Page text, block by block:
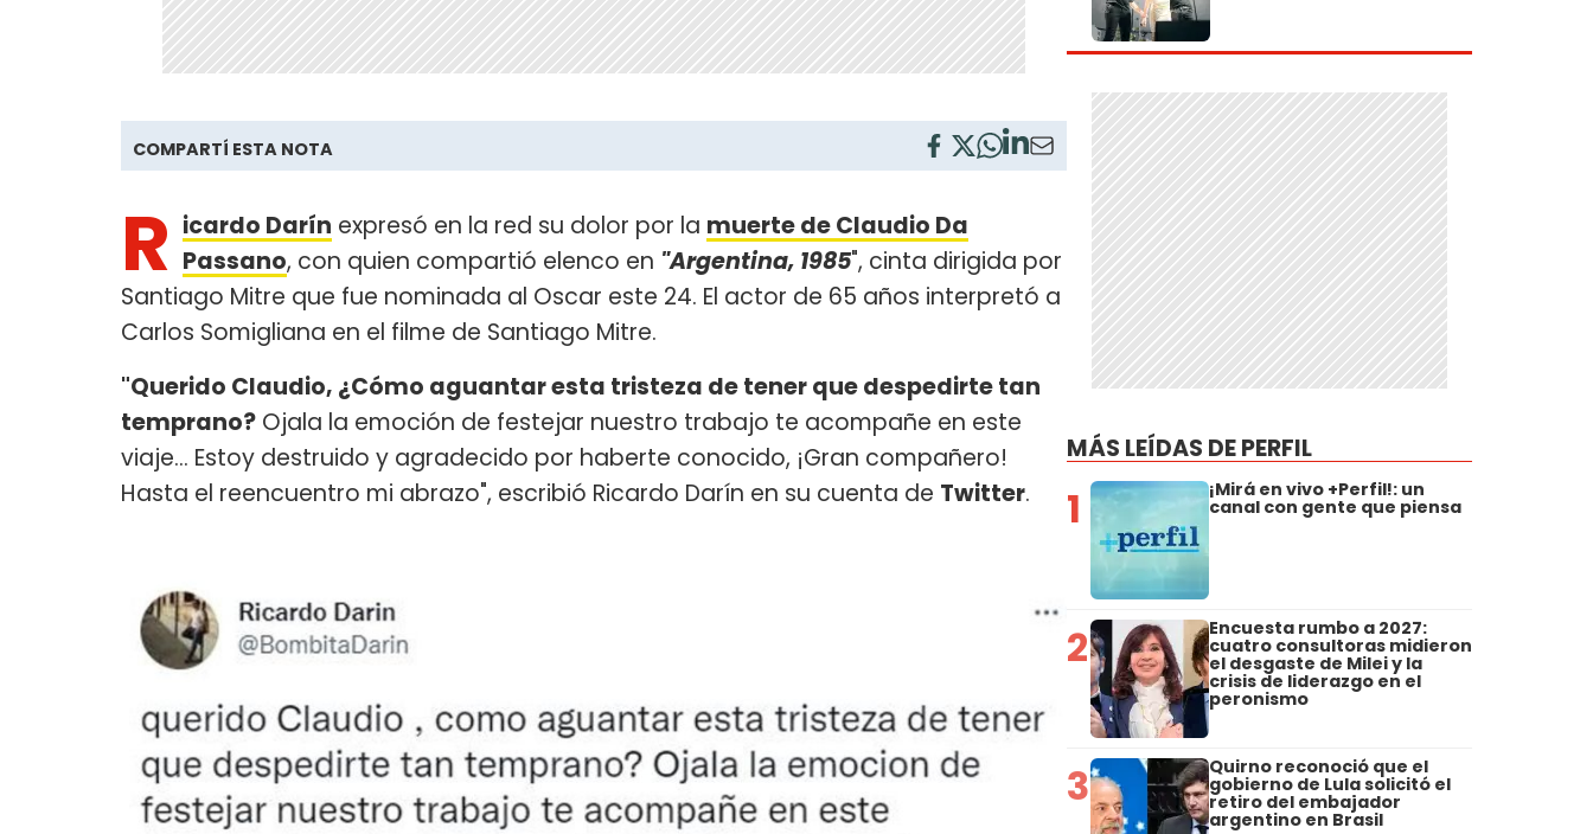
COMPARTÍ ESTA NOTA
R icardo Darín expresó en la red su dolor por la muerte de Claudio Da
Passano, con quien compartió elenco en "Argentina, 1985", cinta dirigida por
Santiago Mitre que fue nominada al Oscar este 24. El actor de 65 años interpretó a
Carlos Somigliana en el filme de Santiago Mitre.
"Querido Claudio, ¿Cómo aguantar esta tristeza de tener que despedirte tan
temprano? Ojala la emoción de festejar nuestro trabajo te acompañe en este
viaje... Estoy destruido y agradecido por haberte conocido, ¡Gran compañero!
Hasta el reencuentro mi abrazo", escribió Ricardo Darín en su cuenta de Twitter.
MÁS LEÍDAS DE PERFIL
1 ¡Mirá en vivo +Perfil!: un
canal con gente que piensa
2 Encuesta rumbo a 2027:
cuatro consultoras midieron
el desgaste de Milei y la
crisis de liderazgo en el
peronismo
3 Quirno reconoció que el
gobierno de Lula solicitó el
retiro del embajador
argentino en Brasil